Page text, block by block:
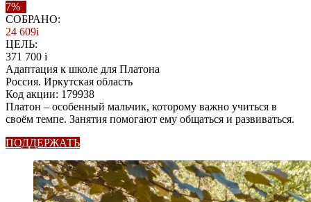
7%
СОБРАНО:
24 609i
ЦЕЛЬ:
371 700 i
Адаптация к школе для Платона
Россия. Иркутская область
Код акции: 179938
Платон – особенный мальчик, которому важно учиться в
своём темпе. Занятия помогают ему общаться и развиваться.
ПОДДЕРЖАТЬ